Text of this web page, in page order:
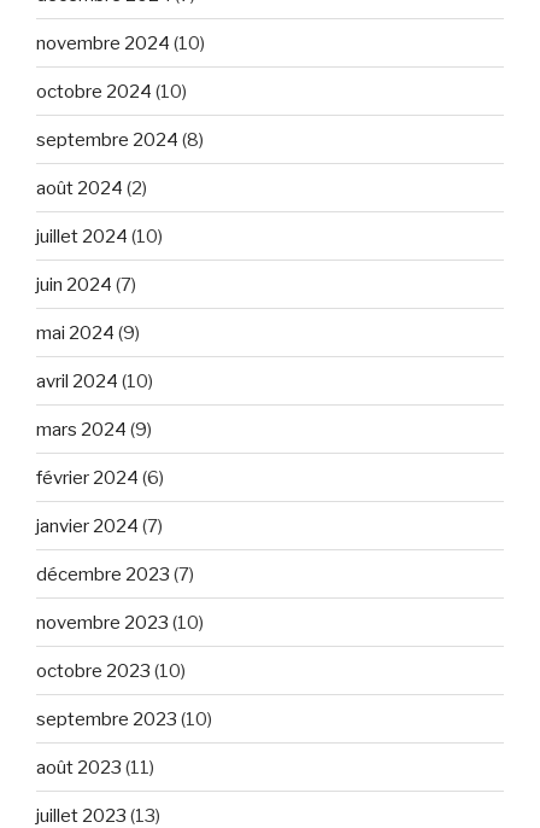
novembre 2024 (10)
octobre 2024 (10)
septembre 2024 (8)
août 2024 (2)
juillet 2024 (10)
juin 2024 (7)
mai 2024 (9)
avril 2024 (10)
mars 2024 (9)
février 2024 (6)
janvier 2024 (7)
décembre 2023 (7)
novembre 2023 (10)
octobre 2023 (10)
septembre 2023 (10)
août 2023 (11)
juillet 2023 (13)